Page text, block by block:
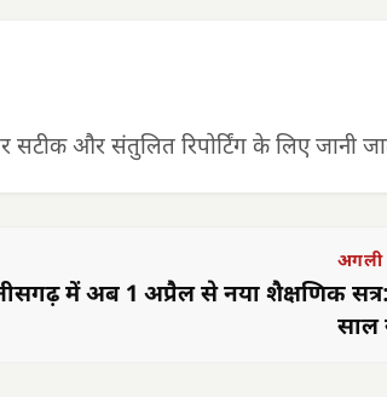
सटीक और संतुलित रिपोर्टिंग के लिए जानी
में अब 1 अप्रैल से नया शैक्षणिक
साल